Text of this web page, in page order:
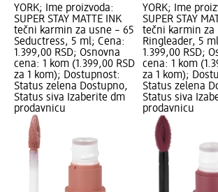
YORK; Ime proizvoda:
SUPER STAY MATTE INK
tečni karmin za usne – 65
Seductress, 5 ml; Cena:
1.399,00 RSD; Osnovna
cena: 1 kom (1.399,00 RSD
za 1 kom); Dostupnost:
Status zelena Dostupno,
Status siva Izaberite dm
prodavnicu
YORK; Ime
SUPER STAY
tečni karmin za
Ringleader, 5
1.399,00 RSD;
cena: 1 kom
za 1 kom);
Status zelena
Status siva
prodavnicu